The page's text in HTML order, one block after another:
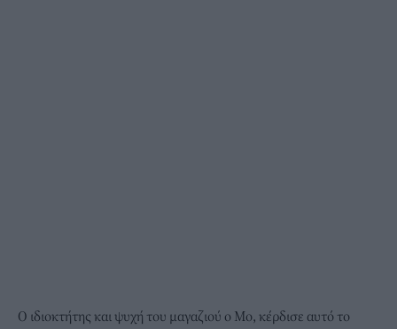
Ο ιδιοκτήτης και ψυχή του μαγαζιού ο Μο, κέρδισε αυτό το